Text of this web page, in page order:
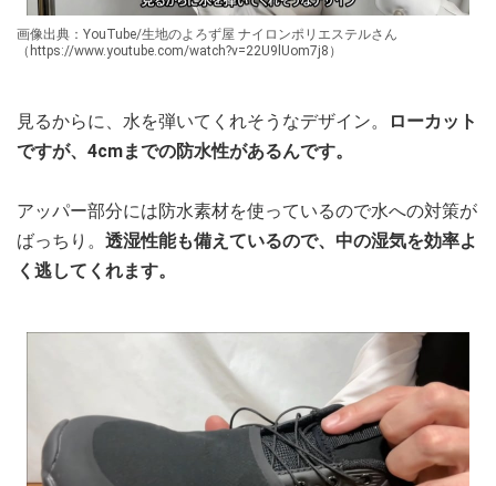
画像出典：YouTube/生地のよろず屋 ナイロンポリエステルさん
（https://www.youtube.com/watch?v=22U9lUom7j8）
見るからに、水を弾いてくれそうなデザイン。
ローカット
ですが、4cmまでの防水性があるんです。
アッパー部分には防水素材を使っているので水への対策が
ばっちり。 透湿性能も備えているので、中の湿気を効率よ
く逃してくれます。